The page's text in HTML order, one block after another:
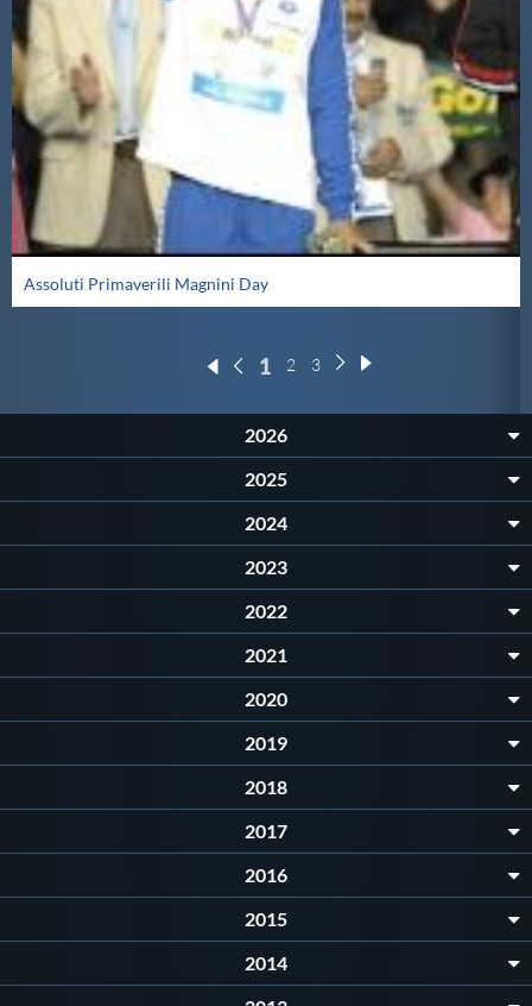
Assoluti Primaverili Magnini Day
1 2 3
2026
2025
2024
2023
2022
2021
2020
2019
2018
2017
2016
2015
2014